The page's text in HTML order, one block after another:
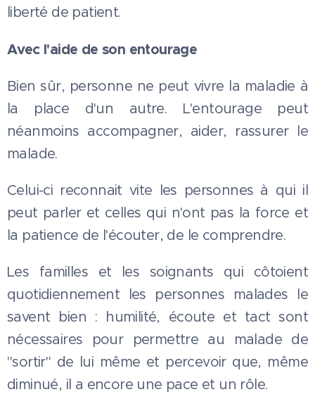
liberté de patient.
Avec l'aide de son entourage
Bien sûr, personne ne peut vivre la maladie à
la place d'un autre. L'entourage peut
néanmoins accompagner, aider, rassurer le
malade.
Celui-ci reconnait vite les personnes à qui il
peut parler et celles qui n'ont pas la force et
la patience de l'écouter, de le comprendre.
Les familles et les soignants qui côtoient
quotidiennement les personnes malades le
savent bien : humilité, écoute et tact sont
nécessaires pour permettre au malade de
"sortir" de lui même et percevoir que, même
diminué, il a encore une pace et un rôle.